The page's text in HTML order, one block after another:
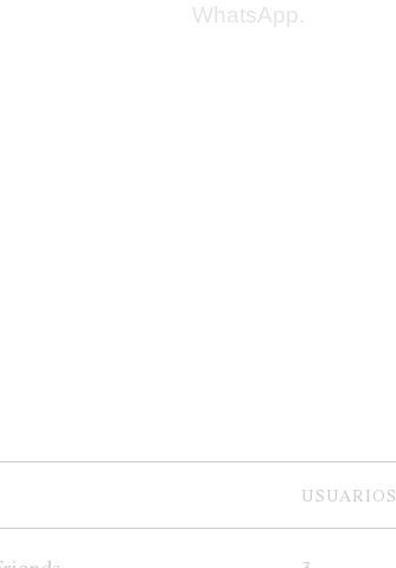
WhatsApp.
USUARIOS